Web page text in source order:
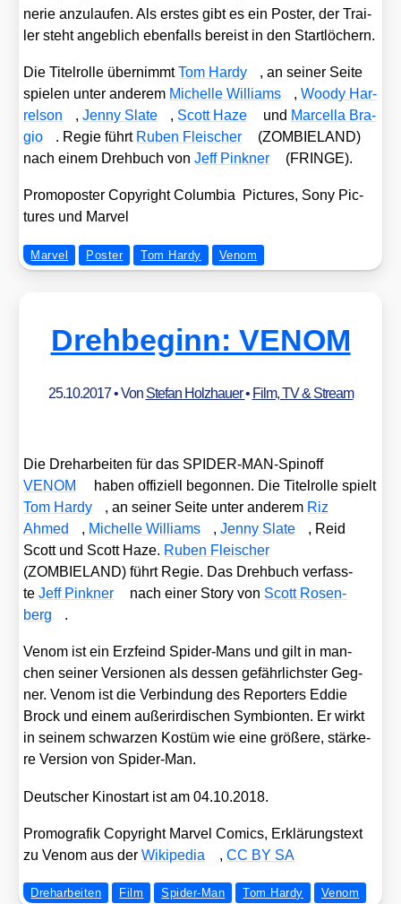
ne­rie anzu­lau­fen. Als ers­tes gibt es ein Pos­ter, der Trai­
ler steht angeb­lich eben­falls bereist in den Start­lö­chern.
Die Titel­rol­le über­nimmtTom Har­dy
, an sei­ner Sei­te
spie­len unter ande­rem Michel­le Wil­liams ,Woo­dy Har­
rel­son
,Jen­ny Sla­te , Scott Haze und Mar­cel­la Bra­
gio
. Regie führt Ruben Flei­scher
(ZOMBIELAND)
nach einem Dreh­buch vonJeff Pin­k­ner (FRINGE).
Pro­mo­pos­ter Copy­right Colum­bia Pic­tures, Sony Pic­
tures und Mar­vel
Marvel Poster Tom Hardy Venom
Drehbeginn: VENOM
25.10.2017• Von Stefan Holzhauer• Film, TV & Stream
Die Dreh­ar­bei­ten für das SPI­DER-MAN-Spin­off
VENOM
haben offi­zi­ell begon­nen. Die Titel­rol­le spielt
Tom Har­dy
, an sei­ner Sei­te unter ande­rem Riz
Ahmed
, Michel­le Wil­liams ,Jen­ny Sla­te
, Reid
Scott und Scott Haze. Ruben Flei­scher
(ZOMBIELAND) führt Regie. Das Dreh­buch ver­fass­
teJeff Pin­k­ner nach einer Sto­ry von Scott Rosen­
berg
.
Venom ist ein Erz­feind Spi­der-Mans und gilt in man­
chen sei­ner Ver­sio­nen als des­sen gefähr­lichs­ter Geg­
ner. Venom ist die Ver­bin­dung des Repor­ters Eddie
Brock und einem außer­ir­di­schen Sym­bi­on­ten. Er wirkt
in sei­nem schwar­zen Kos­tüm wie eine grö­ße­re, stär­ke­
re Ver­si­on von Spi­der-Man.
Deut­scher Kino­start ist am 04.10.2018.
Pro­mo­gra­fik Copy­right Mar­vel Comics, Erklä­rungs­text
zu Venom aus derWiki­pe­dia ,CC BY SA
Dreharbeiten Film Spider-Man Tom Hardy Venom